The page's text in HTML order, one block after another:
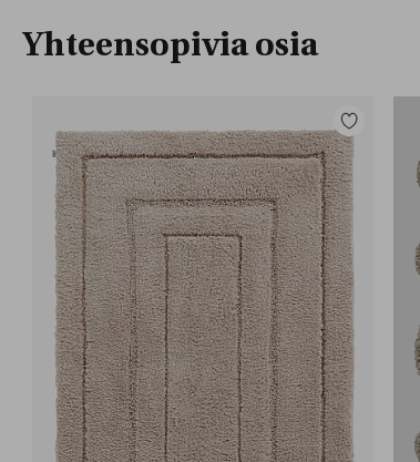
Yhteensopivia osia
Lisää
suosikkeihin